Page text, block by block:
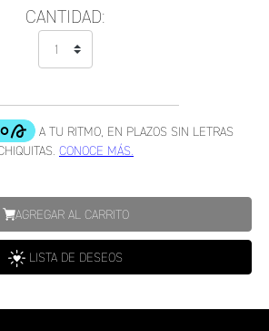
CANTIDAD:
AGREGAR AL CARRITO
LISTA DE DESEOS